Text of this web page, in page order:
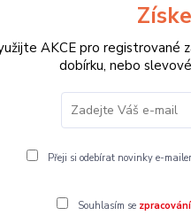
Dětské
nebylo nalezeno žádné
AKCE pro registrované
dobírku, nebo
Přeji si odebírat novinky e-
Souhlasím se